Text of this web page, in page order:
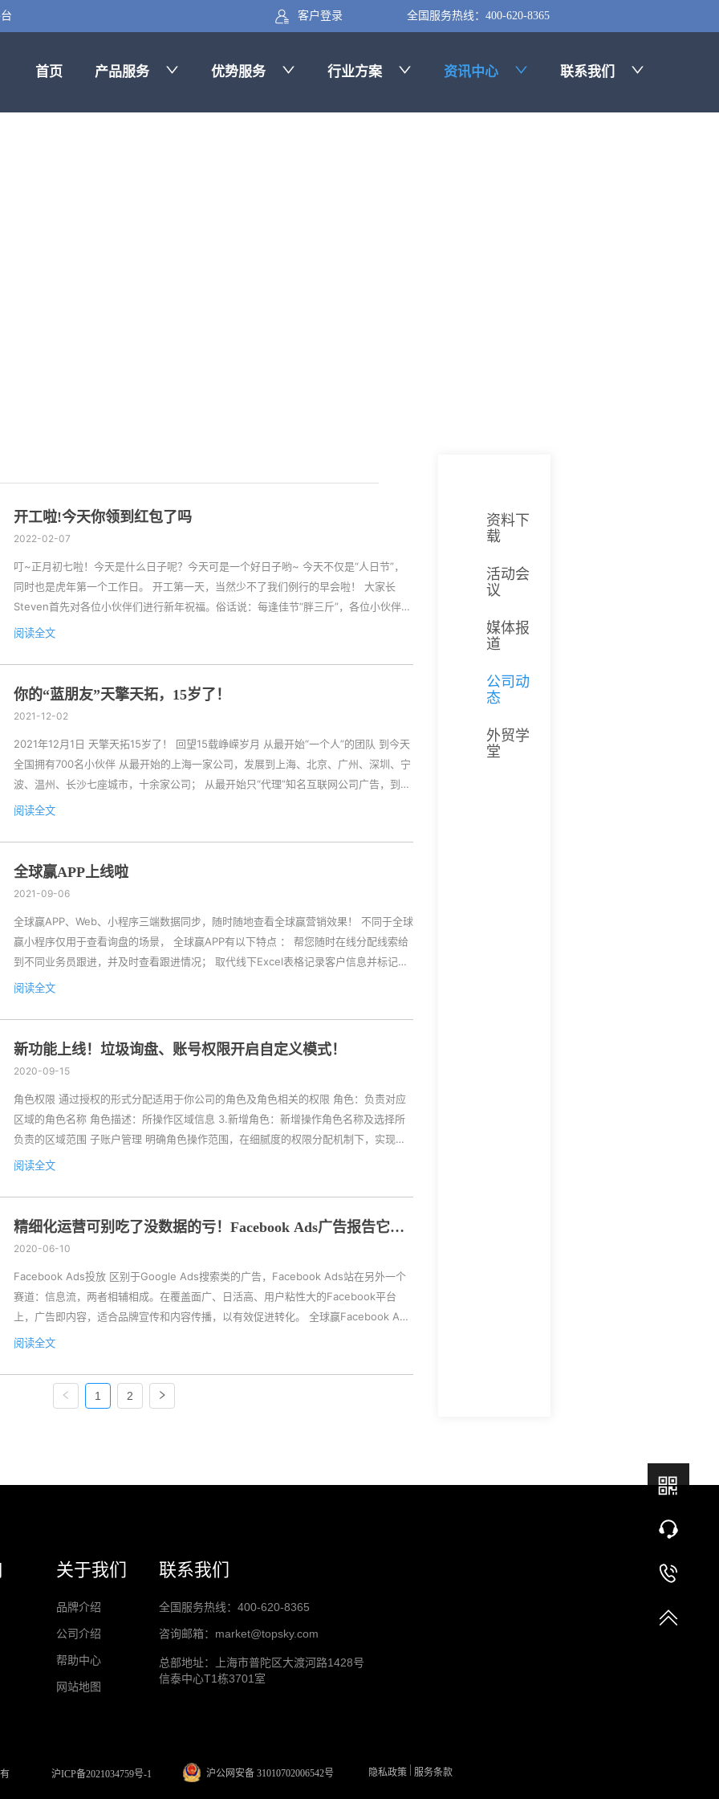
客户登录 全国服务热线：400-620-8365
首页 产品服务 优势服务 行业方案 资讯中心 联系我们
开工啦!今天你领到红包了吗
2022-02-07
叮~正月初七啦！今天是什么日子呢？今天可是一个好日子哟~ 今天不仅是“人日节”，
同时也是虎年第一个工作日。 开工第一天，当然少不了我们例行的早会啦！ 大家长
Steven首先对各位小伙伴们进行新年祝福。俗话说：每逢佳节“胖三斤”，各位小伙伴要
是胖三圈可就不妙了。（话说，小编的脸可就胖了一圈，呜~~） 当然啦！在新的一年
们将给客户提供更加满意的服务。 此外，还要感谢天擎天拓每一位小伙伴，是你们用实
际行动，让客户对我们更加信赖...
阅读全文
你的“蓝朋友”天擎天拓，15岁了！
2021-12-02
2021年12月1日 天擎天拓15岁了！ 回望15载峥嵘岁月 从最开始“一个人”的团队 到今天
全国拥有700名小伙伴 从最开始的上海一家公司，发展到上海、北京、广州、深圳、宁
波、温州、长沙七座城市，十余家公司； 从最开始只“代理”知名互联网公司广告，到如
今研发出拥有自主知识产权的海外营销产品“全球赢”； 从最开始只有“Google”营销一个
百度、搜狗、知乎、Google、Yahoo、Bing、Tik Tok、Yandex...
阅读全文
全球赢APP上线啦
2021-09-06
全球赢APP、Web、小程序三端数据同步，随时随地查看全球赢营销效果！ 不同于全球
赢小程序仅用于查看询盘的场景， 全球赢APP有以下特点 ： 帮您随时在线分配线索给
到不同业务员跟进，并及时查看跟进情况； 取代线下Excel表格记录客户信息并标记客
户情况； 随时随地查看社交媒体信息； 绑定工作邮箱一键回复采购商信息； 多端数据
实现随时随地办公！ 随时了解营销效果  ➤  全面呈现出海营销效果 依据大数据营销技
术随时了解访...
阅读全文
新功能上线！垃圾询盘、账号权限开启自定义模式！
2020-09-15
角色权限 通过授权的形式分配适用于你公司的角色及角色相关的权限 角色：负责对应
区域的角色名称 角色描述：所操作区域信息 3.新增角色：新增操作角色名称及选择所
负责的区域范围 子账户管理 明确角色操作范围，在细腻度的权限分配机制下，实现专
业人员负责专业领域图片 新增子账户 新增子账号：账户管理操作新增子账可添加大数
含的数量，则需要联系询盘顾问咨询购买（200/个） 已添加账户数：添加的子账号总
数量 2.编辑子账户 账户名...
阅读全文
精细化运营可别吃了没数据的亏！Facebook Ads广告报告它不
香嘛
2020-06-10
Facebook Ads投放 区别于Google Ads搜索类的广告，Facebook Ads站在另外一个
赛道：信息流，两者相辅相成。在覆盖面广、日活高、用户粘性大的Facebook平台
上，广告即内容，适合品牌宣传和内容传播，以有效促进转化。 全球赢Facebook Ads
智能广告管理系统 不流于发帖的表面，会提供定制化的社交运营方案，精确引流。 包
消息互动、社交数据分析、精准受众拓展、询盘线索获取与回复。 依据大数据支...
阅读全文
1 2
资料下
载
活动会
议
媒体报
道
公司动
态
外贸学
堂
关于我们
品牌介绍
公司介绍
帮助中心
网站地图
联系我们
全国服务热线：400-620-8365
咨询邮箱：market@topsky.com
总部地址：上海市普陀区大渡河路1428号
信泰中心T1栋3701室
沪ICP备2021034759号-1 沪公网安备 31010702006542号 隐私政策 服务条款